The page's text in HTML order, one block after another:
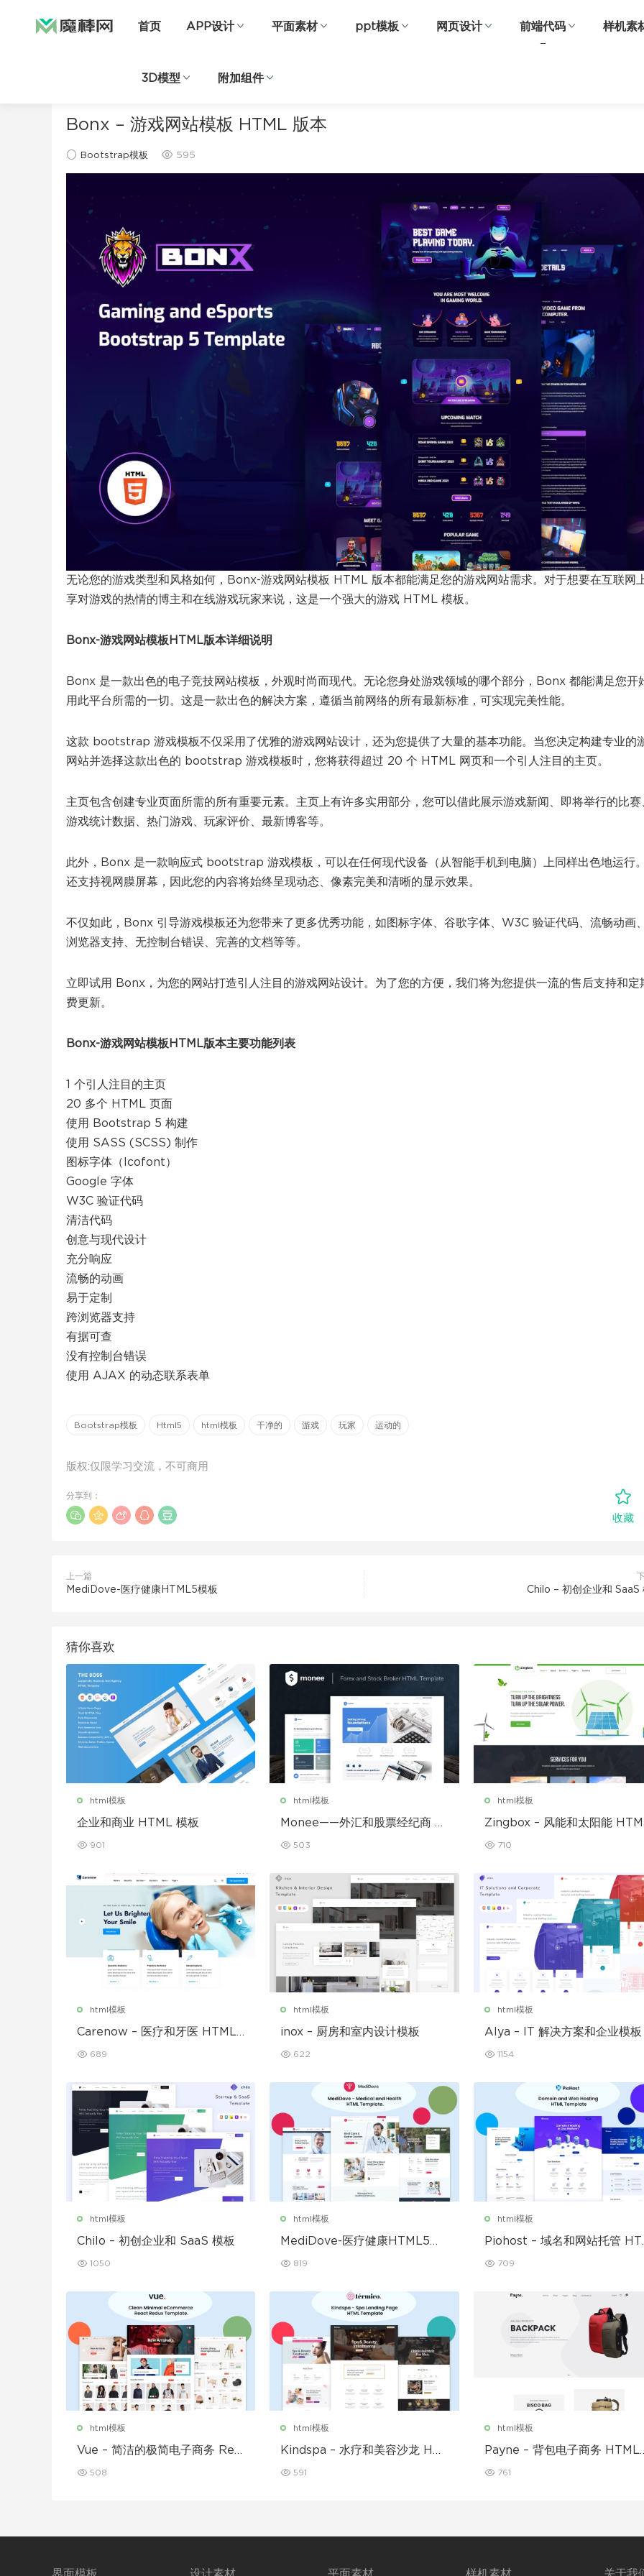
首页 APP设计 平面素材 ppt模板 网页设计 前端代码 样机素
3D模型 附加组件
前端代码 Bootstrap模板
Bonx – 游戏网站模板 HTML 版本
Bootstrap模板 595
无论您的游戏类型和风格如何，Bonx-游戏网站模板 HTML 版本都能满足您的游戏网站需求。对于想要在互联网
享对游戏的热情的博主和在线游戏玩家来说，这是一个强大的游戏 HTML 模板。
Bonx-游戏网站模板HTML版本详细说明
Bonx 是一款出色的电子竞技网站模板，外观时尚而现代。无论您身处游戏领域的哪个部分，Bonx 都能满足您开
用此平台所需的一切。这是一款出色的解决方案，遵循当前网络的所有最新标准，可实现完美性能。
这款 bootstrap 游戏模板不仅采用了优雅的游戏网站设计，还为您提供了大量的基本功能。当您决定构建专业的
网站并选择这款出色的 bootstrap 游戏模板时，您将获得超过 20 个 HTML 网页和一个引人注目的主页。
主页包含创建专业页面所需的所有重要元素。主页上有许多实用部分，您可以借此展示游戏新闻、即将举行的比赛
游戏统计数据、热门游戏、玩家评价、最新博客等。
此外，Bonx 是一款响应式 bootstrap 游戏模板，可以在任何现代设备（从智能手机到电脑）上同样出色地运行
还支持视网膜屏幕，因此您的内容将始终呈现动态、像素完美和清晰的显示效果。
不仅如此，Bonx 引导游戏模板还为您带来了更多优秀功能，如图标字体、谷歌字体、W3C 验证代码、流畅动画
浏览器支持、无控制台错误、完善的文档等等。
立即试用 Bonx，为您的网站打造引人注目的游戏网站设计。为了您的方便，我们将为您提供一流的售后支持和定
费更新。
Bonx-游戏网站模板HTML版本主要功能列表
1 个引人注目的主页
20 多个 HTML 页面
使用 Bootstrap 5 构建
使用 SASS (SCSS) 制作
图标字体（Icofont）
Google 字体
W3C 验证代码
清洁代码
创意与现代设计
充分响应
流畅的动画
易于定制
跨浏览器支持
有据可查
没有控制台错误
使用 AJAX 的动态联系表单
Bootstrap模板 Html5 html模板 干净的 游戏 玩家 运动的
版权:仅限学习交流，不可商用
收藏
分享到：
上一篇
MediDove-医疗健康HTML5模板 Chilo – 初创企业和 SaaS
猜你喜欢
html模板
企业和商业 HTML 模板
901
html模板
Monee——外汇和股票经纪商 H
503
html模板
Zingbox – 风能和太阳能
710
html模板
Carenow – 医疗和牙医 HTML
689
html模板
inox – 厨房和室内设计模板
622
html模板
Alya – IT 解决方案和企业模板
1154
html模板
Chilo – 初创企业和 SaaS 模板
1050
html模板
MediDove-医疗健康HTML5模
819
html模板
Piohost – 域名和网站托管
709
html模板
Vue – 简洁的极简电子商务 Rea
508
html模板
Kindspa – 水疗和美容沙龙 HT
591
html模板
Payne – 背包电子商务 HTML
761